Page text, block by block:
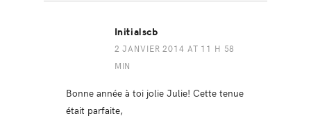
Initialscb
2 JANVIER 2014 AT 11 H 58
MIN
Bonne année à toi jolie Julie! Cette tenue
était parfaite,